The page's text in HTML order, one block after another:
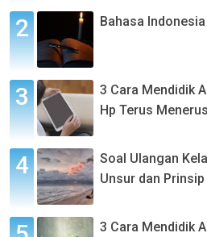
Bahasa
3 Cara Mendidik
Hp Terus Menerus
Soal Ulangan
Unsur dan Prinsip
3 Cara Mendidik